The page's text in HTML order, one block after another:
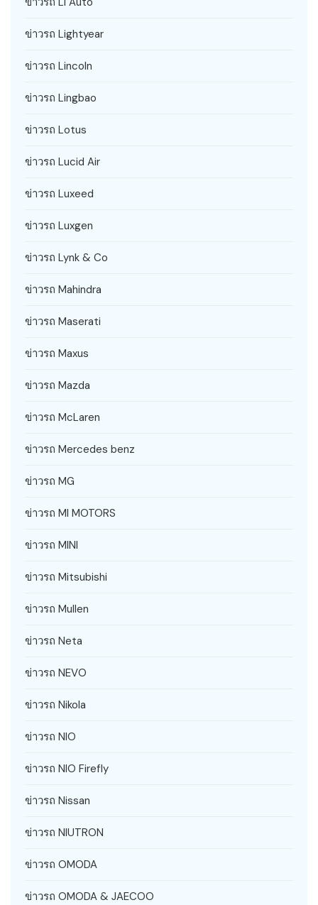
ข่าวรถ Lightyear
ข่าวรถ Lincoln
ข่าวรถ Lingbao
ข่าวรถ Lotus
ข่าวรถ Lucid Air
ข่าวรถ Luxeed
ข่าวรถ Luxgen
ข่าวรถ Lynk & Co
ข่าวรถ Mahindra
ข่าวรถ Maserati
ข่าวรถ Maxus
ข่าวรถ Mazda
ข่าวรถ McLaren
ข่าวรถ Mercedes benz
ข่าวรถ MG
ข่าวรถ MI MOTORS
ข่าวรถ MINI
ข่าวรถ Mitsubishi
ข่าวรถ Mullen
ข่าวรถ Neta
ข่าวรถ NEVO
ข่าวรถ Nikola
ข่าวรถ NIO
ข่าวรถ NIO Firefly
ข่าวรถ Nissan
ข่าวรถ NIUTRON
ข่าวรถ OMODA
ข่าวรถ OMODA & JAECOO